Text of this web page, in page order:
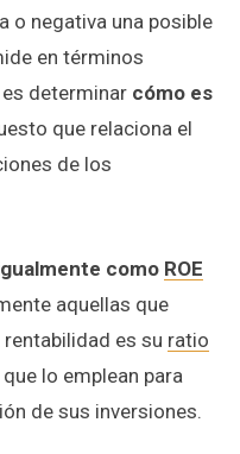
o negativa una posible
en términos
determinar cómo es
que relaciona el
de los
como ROE
aquellas que
es su ratio
lo emplean para
de sus inversiones.